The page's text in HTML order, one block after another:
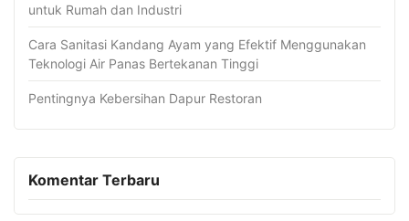
untuk Rumah dan Industri
Cara Sanitasi Kandang Ayam yang Efektif Menggunakan
Teknologi Air Panas Bertekanan Tinggi
Pentingnya Kebersihan Dapur Restoran
Komentar Terbaru